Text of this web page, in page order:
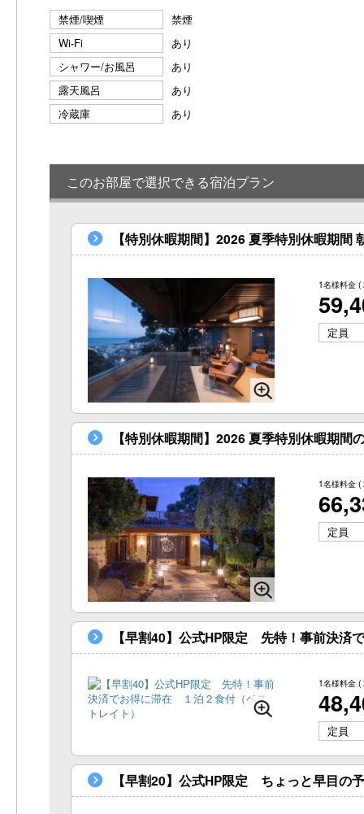
禁煙/喫煙
禁煙
Wi-Fi
あり
シャワー/お風呂
あり
露天風呂
あり
冷蔵庫
あり
このお部屋で選択できる宿泊プラン
【特別休暇期間】2026 夏季特別休暇期
1名様料金 (
定員
【特別休暇期間】2026 夏季特別休暇期間
1名様料金 (
定員
【早割40】公式HP限定 先特！事前決
1名様料金 (
定員
【早割20】公式HP限定 ちょっと早目の